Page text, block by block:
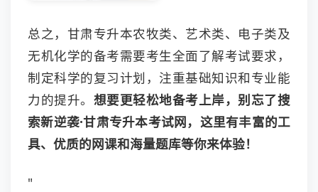
总之，甘肃专升本农牧类、艺术类、电子类及
无机化学的备考需要考生全面了解考试要求，
制定科学的复习计划，注重基础知识和专业能
力的提升。 想要更轻松地备考上岸，别忘了搜
索新逆袭·甘肃专升本考试网，这里有丰富的工
具、优质的网课和海量题库等你来体验！
"